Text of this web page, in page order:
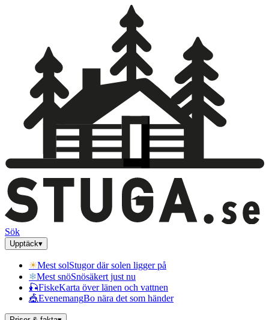
Sök
Upptäck▾
☀Mest solStugor där solen ligger på
❄Mest snöSnösäkert just nu
🎣FiskeKarta över länen och vattnen
🎪EvenemangBo nära det som händer